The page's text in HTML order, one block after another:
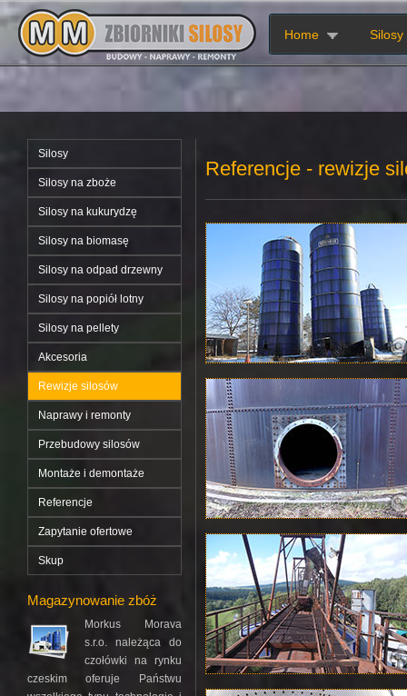
Home Silosy
Silosy
Silosy na zboże
Silosy na kukurydzę
Silosy na biomasę
Silosy na odpad drzewny
Silosy na popiół lotny
Silosy na pellety
Akcesoria
Rewizje silosów
Naprawy i remonty
Przebudowy silosów
Montaże i demontaże
Referencje
Zapytanie ofertowe
Skup
Magazynowanie zbóż
Morkus Morava
s.r.o. należąca do
czołówki na rynku
czeskim oferuje Państwu
Referencje - rewizje